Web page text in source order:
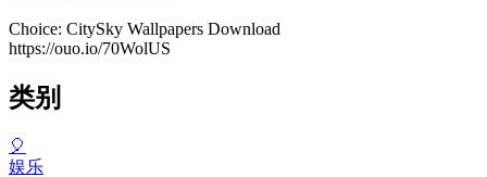
Choice: CitySky Wallpapers Download
https://ouo.io/70WolUS
类别
🎈
娱乐